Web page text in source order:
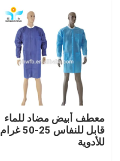
جولة في المعمل
مراقبة الجودة
اتصل بنا
معطف أبيض مضاد للماء
قابل للنفاس 25-50 غرام
للأدوية